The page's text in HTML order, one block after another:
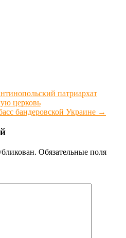
патриархат
церковь
бандеровской Украине →
Обязательные поля